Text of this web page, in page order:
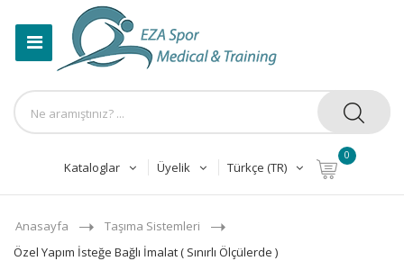
Kataloglar Üyelik Türkçe (TR)
0
Anasayfa
Taşıma Sistemleri
Özel Yapım İsteğe Bağlı İmalat ( Sınırlı Ölçülerde )